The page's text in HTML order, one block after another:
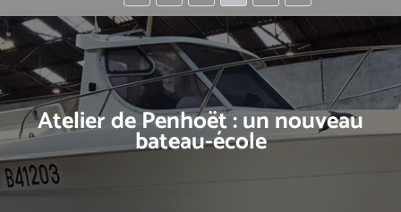
Atelier de Penhoët : un nouveau
bateau-école